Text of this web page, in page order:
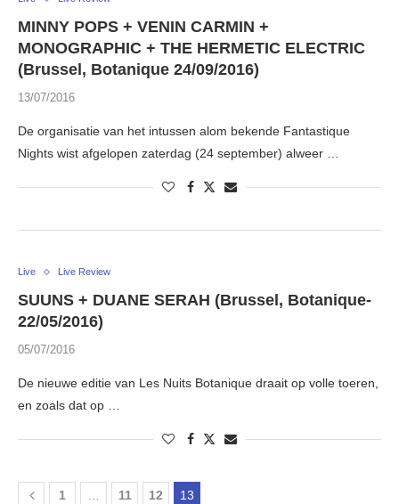
MINNY POPS + VENIN CARMIN +
MONOGRAPHIC + THE HERMETIC ELECTRIC
(Brussel, Botanique 24/09/2016)
13/07/2016
De organisatie van het intussen alom bekende Fantastique
Nights wist afgelopen zaterdag (24 september) alweer …
Live Live Review
SUUNS + DUANE SERAH (Brussel, Botanique-
22/05/2016)
05/07/2016
De nieuwe editie van Les Nuits Botanique draait op volle toeren,
en zoals dat op …
1 … 11 12 13